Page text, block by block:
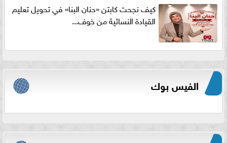
كيف نجحت كابتن «حنان البنا» في تحويل تعليم
القيادة النسائية من خوف...
الفيس بوك